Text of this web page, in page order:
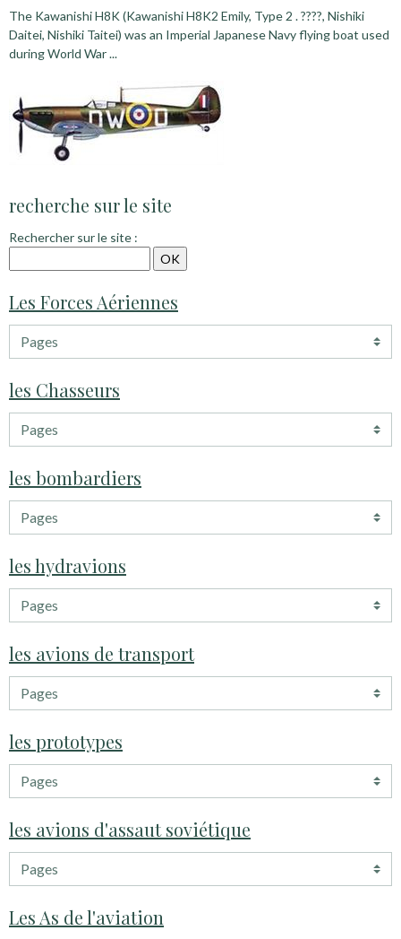
The Kawanishi H8K (Kawanishi H8K2 Emily, Type 2 . ????, Nishiki
Daitei, Nishiki Taitei) was an Imperial Japanese Navy flying boat used
during World War ...
recherche sur le site
Rechercher sur le site :
Les Forces Aériennes
les Chasseurs
les bombardiers
les hydravions
les avions de transport
les prototypes
les avions d'assaut soviétique
Les As de l'aviation